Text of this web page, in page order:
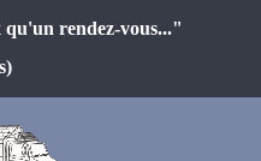
rendez-vous..."